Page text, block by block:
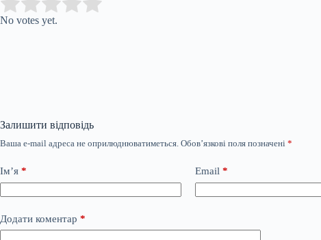
Rate this item:
No votes yet.
Залишити відповідь
Ваша e-mail адреса не оприлюднюватиметься. Обов’язкові поля позначені *
Ім’я * Email *
Додати коментар *